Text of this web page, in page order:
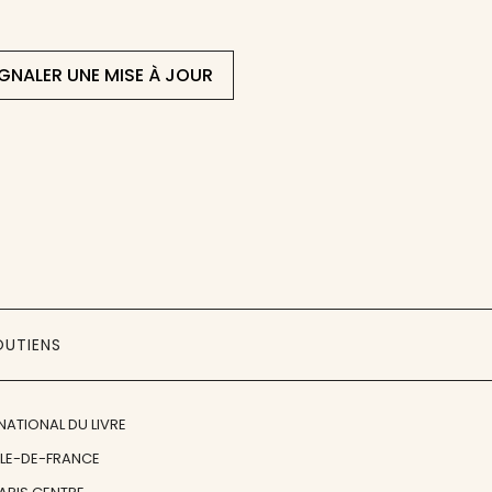
UNE MISE À JOUR
DU LIVRE
DE-FRANCE